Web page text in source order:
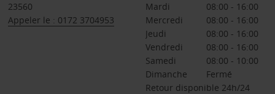
23560
Appeler le : 0172 3704953
Mardi
08:00 - 16:00
Mercredi
08:00 - 16:00
Jeudi
08:00 - 16:00
Vendredi
08:00 - 16:00
Samedi
08:00 - 10:00
Dimanche
Fermé
Retour disponible 24h/24